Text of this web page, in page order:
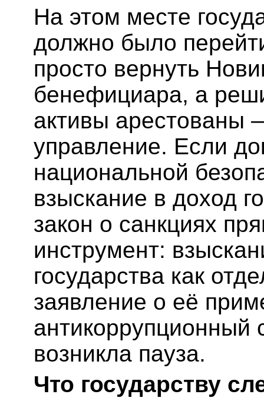
На этом месте
должно было
просто вернуть
бенефициара, а
активы арестованы
управление. Если
национальной
взыскание в доход
закон о санкциях
инструмент:
государства как
заявление о её
антикоррупционный
возникла пауза.
Что государству